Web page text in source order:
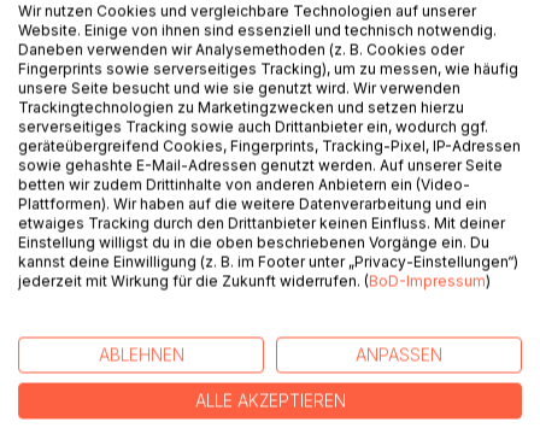
Auf die Merkliste
Titel bewerten
BESCHREIBUNG
Gedichtband der Autorin.
In farbenfrohen Gleichnissen und gefühlvollen Zeilen
spricht die Autorin aus ihrer Seele und hilft damit anderen
Seelen auf ihren lichtvollen Weg.
Wir nutzen Cookies und vergleichbare Technologien auf unserer
Website. Einige von ihnen sind essenziell und technisch notwendig.
Daneben verwenden wir Analysemethoden (z. B. Cookies oder
Fingerprints sowie serverseitiges Tracking), um zu messen, wie häufig
unsere Seite besucht und wie sie genutzt wird. Wir verwenden
Trackingtechnologien zu Marketingzwecken und setzen hierzu
serverseitiges Tracking sowie auch Drittanbieter ein, wodurch ggf.
geräteübergreifend Cookies, Fingerprints, Tracking-Pixel, IP-Adressen
sowie gehashte E-Mail-Adressen genutzt werden. Auf unserer Seite
betten wir zudem Drittinhalte von anderen Anbietern ein (Video-
Plattformen). Wir haben auf die weitere Datenverarbeitung und ein
etwaiges Tracking durch den Drittanbieter keinen Einfluss. Mit deiner
Einstellung willigst du in die oben beschriebenen Vorgänge ein. Du
kannst deine Einwilligung (z. B. im Footer unter „Privacy-Einstellungen“)
jederzeit mit Wirkung für die Zukunft widerrufen. (BoD-Impressum)
ABLEHNEN ANPASSEN
ALLE AKZEPTIEREN